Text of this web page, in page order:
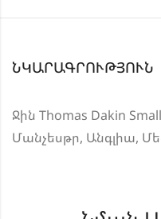
ՆԿԱՐԱԳՐՈՒԹՅՈՒՆ
Ջին Thomas Dakin
Մանչեսթր, Անգլիա,